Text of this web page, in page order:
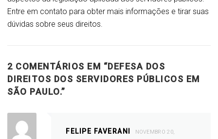
Entre em contato para obter mais informações e tirar suas
dúvidas sobre seus direitos.
2 COMENTÁRIOS EM “DEFESA DOS
DIREITOS DOS SERVIDORES PÚBLICOS EM
SÃO PAULO.”
FELIPE FAVERANI
NOVEMBRO 20,